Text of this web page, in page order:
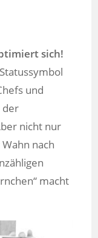
sich!
und
der
nicht nur
nach
macht